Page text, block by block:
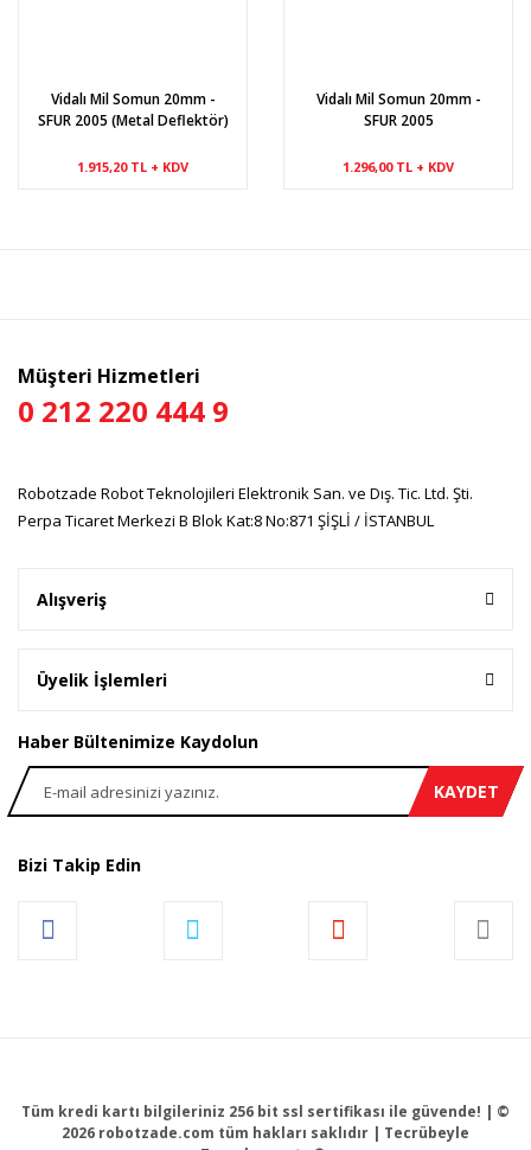
Vidalı Mil Somun 20mm -
SFUR 2005 (Metal Deflektör)
1.915,20 TL + KDV
Vidalı Mil Somun 20mm -
SFUR 2005
1.296,00 TL + KDV
Müşteri Hizmetleri
0 212 220 444 9
Robotzade Robot Teknolojileri Elektronik San. ve Dış. Tic. Ltd. Şti.
Perpa Ticaret Merkezi B Blok Kat:8 No:871 ŞİŞLİ / İSTANBUL
Alışveriş
Üyelik İşlemleri
Haber Bültenimize Kaydolun
KAYDET
Bizi Takip Edin
Tüm kredi kartı bilgileriniz 256 bit ssl sertifikası ile güvende! | ©
2026 robotzade.com tüm hakları saklıdır | Tecrübeyle